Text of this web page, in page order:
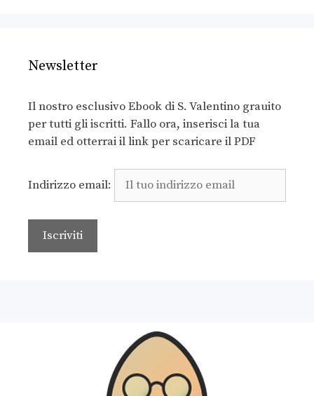
Newsletter
Il nostro esclusivo Ebook di S. Valentino grauito
per tutti gli iscritti. Fallo ora, inserisci la tua
email ed otterrai il link per scaricare il PDF
Indirizzo email: